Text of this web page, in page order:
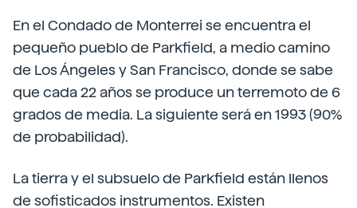
En el Condado de Monterrei se encuentra el
pequeño pueblo de Parkfield, a medio camino
de Los Ángeles y San Francisco, donde se sabe
que cada 22 años se produce un terremoto de 6
grados de media. La siguiente será en 1993 (90%
de probabilidad).
La tierra y el subsuelo de Parkfield están llenos
de sofisticados instrumentos. Existen